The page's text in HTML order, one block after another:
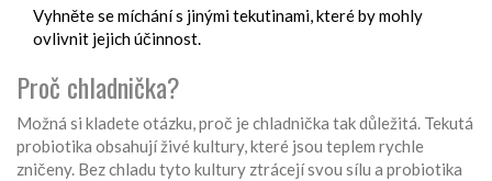
Vyhněte se míchání s jinými tekutinami, které by mohly
ovlivnit jejich účinnost.
Proč chladnička?
Možná si kladete otázku, proč je chladnička tak důležitá. Tekutá
probiotika obsahují živé kultury, které jsou teplem rychle
zničeny. Bez chladu tyto kultury ztrácejí svou sílu a probiotika